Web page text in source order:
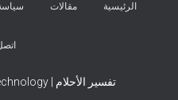
الرئيسية مقالات
تفسير الأحلام | Made with ❤️ by AYO Technology